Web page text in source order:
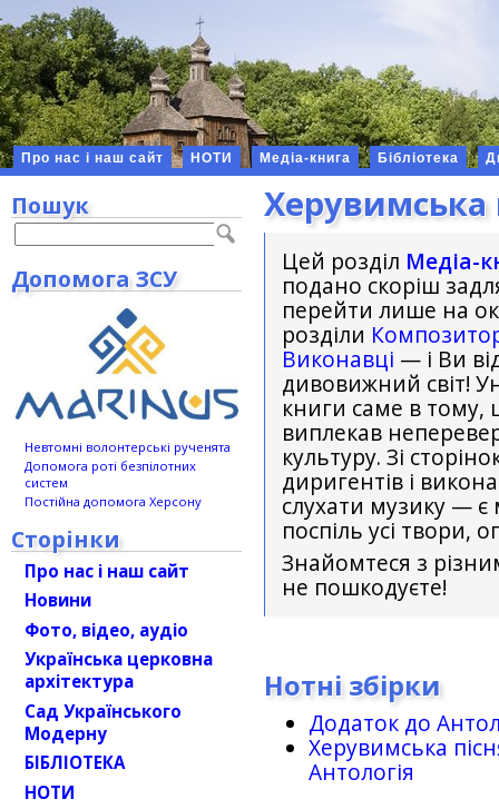
Про нас і наш сайт НОТИ Медіа-книга Бібліотека
Херувимська
Цей розділ Медіа-
подано скоріш
перейти лише на
розділи
Виконавці — і Ви
дивовижний світ!
книги саме в тому,
виплекав
культуру. Зі
диригентів і
слухати музику — є
поспіль усі твори,
Знайомтеся з
не пошкодуєте!
Нотні збірки
Додаток до
Херувимська
Антологія
Пошук
Допомога ЗСУ
Невтомні волонтерські рученята
Допомога роті безпілотних
систем
Постійна допомога Херсону
Сторінки
Про нас і наш сайт
Новини
Фото, відео, аудіо
Українська церковна
архітектура
Сад Українського
Модерну
БІБЛІОТЕКА
НОТИ